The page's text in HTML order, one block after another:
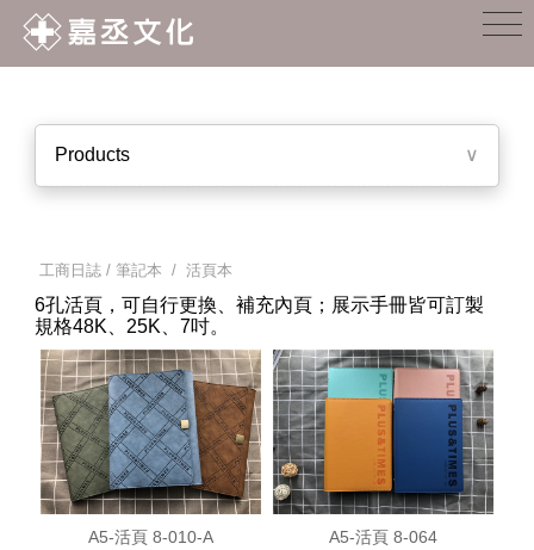
Products ∨
工商日誌 / 筆記本 / 活頁本
6孔活頁，可自行更換、補充內頁；展示手冊皆可訂製
規格48K、25K、7吋。
A5-活頁 8-010-A A5-活頁 8-064